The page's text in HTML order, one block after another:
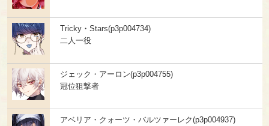
Tricky・Stars(p3p004734)
二人一役
ジェック・アーロン(p3p004755)
冠位狙撃者
アベリア・クォーツ・バルツァーレク(p3p004937)